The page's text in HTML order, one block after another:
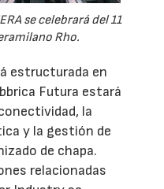
se celebrará del 11
Rho.
estructurada en
Futura estará
la
y la gestión de
de chapa.
relacionadas